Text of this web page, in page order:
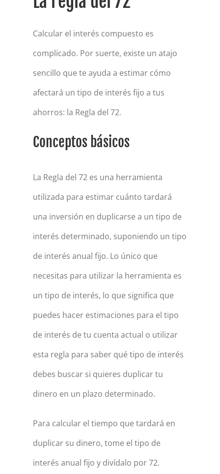
Calcular el interés compuesto es
complicado. Por suerte, existe un atajo
sencillo que te ayuda a estimar cómo
afectará un tipo de interés fijo a tus
ahorros: la Regla del 72.
Conceptos básicos
La Regla del 72 es una herramienta
utilizada para estimar cuánto tardará
una inversión en duplicarse a un tipo de
interés determinado, suponiendo un tipo
de interés anual fijo. Lo único que
necesitas para utilizar la herramienta es
un tipo de interés, lo que significa que
puedes hacer estimaciones para el tipo
de interés de tu cuenta actual o utilizar
esta regla para saber qué tipo de interés
debes buscar si quieres duplicar tu
dinero en un plazo determinado.
Para calcular el tiempo que tardará en
duplicar su dinero, tome el tipo de
interés anual fijo y divídalo por 72.